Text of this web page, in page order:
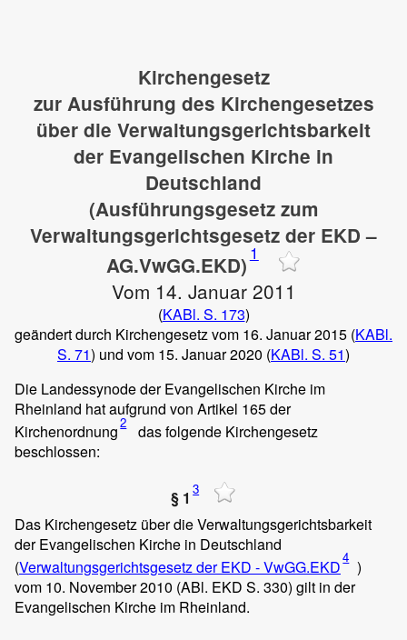
Kirchengesetz
zur Ausführung des Kirchengesetzes
über die Verwaltungsgerichtsbarkeit
der Evangelischen Kirche in
Deutschland
(Ausführungsgesetz zum
Verwaltungsgerichtsgesetz der EKD –
AG.VwGG.EKD) 1
Vom 14. Januar 2011
(KABl. S. 173)
geändert durch Kirchengesetz vom 16. Januar 2015 (KABl.
S. 71) und vom 15. Januar 2020 (KABl. S. 51)
Die Landessynode der Evangelischen Kirche im
Rheinland hat aufgrund von Artikel 165der
Kirchenordnung2
das folgende Kirchengesetz
beschlossen:
§ 1 3
Das Kirchengesetz über die Verwaltungsgerichtsbarkeit
der Evangelischen Kirche in Deutschland
(Verwaltungsgerichtsgesetz der EKD - VwGG.EKD4 )
vom 10. November 2010 (ABl. EKD S. 330) gilt in der
Evangelischen Kirche im Rheinland.